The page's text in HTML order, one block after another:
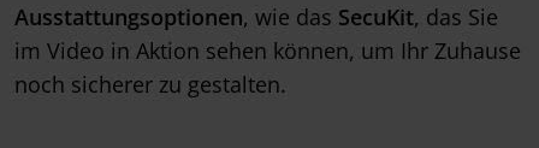
Ausstattungsoptionen, wie das SecuKit, das Sie
im Video in Aktion sehen können, um Ihr Zuhause
noch sicherer zu gestalten.